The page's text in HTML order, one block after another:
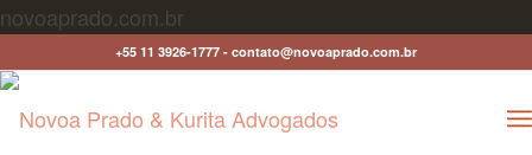
novoaprado.com.br
+55 11 3926-1777 - contato@novoaprado.com.br